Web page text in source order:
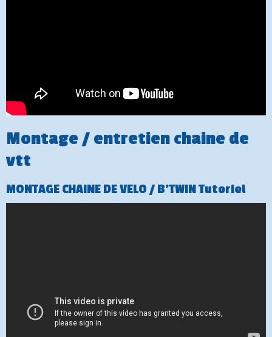
Montage / entretien chaine de
vtt
MONTAGE CHAINE DE VELO / B'TWIN Tutoriel